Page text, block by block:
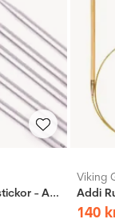
Addi Strumpstickor - Aluminium
Viking
140